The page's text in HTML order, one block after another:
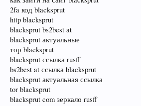
2fa код blacksprut
http blacksprut
blacksprut bs2best at
blacksprut актуальные
тор blacksprut
blacksprut ссылка rusff
bs2best at ссылка blacksprut
blacksprut актуальная ссылка
tor blacksprut
blacksprut com зеркало rusff